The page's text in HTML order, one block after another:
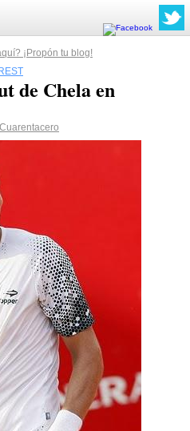
¡Propón tu blog!
de Chela en
Cuarentacero